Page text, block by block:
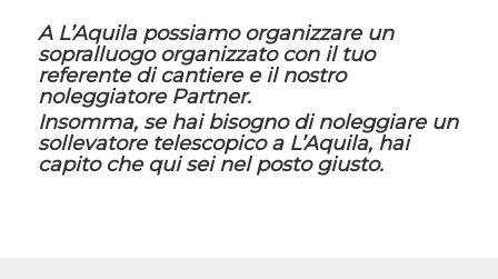
A L’Aquila possiamo organizzare un
sopralluogo organizzato con il tuo
referente di cantiere e il nostro
noleggiatore Partner.
Insomma, se hai bisogno di noleggiare un
sollevatore telescopico a L’Aquila, hai
capito che qui sei nel posto giusto.